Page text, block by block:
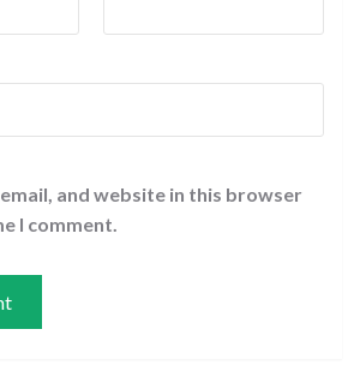
and website in this browser
I comment.